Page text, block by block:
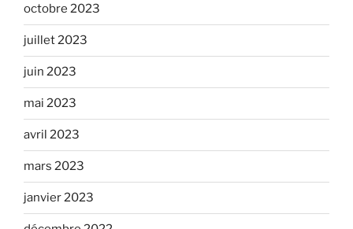
octobre 2023
juillet 2023
juin 2023
mai 2023
avril 2023
mars 2023
janvier 2023